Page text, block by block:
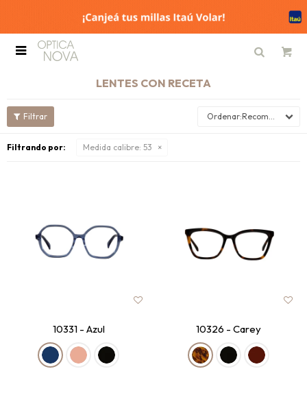

LENTES CON RECETA
Recomendados
Filtrando por: Medida calibre: 53
10331 - Azul 10326 - Carey